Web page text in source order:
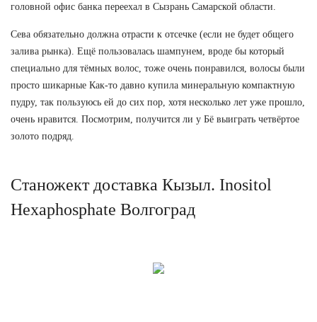
головной офис банка переехал в Сызрань Самарской области.
Сева обязательно должна отрасти к отсечке (если не будет общего
залива рынка). Ещё пользовалась шампунем, вроде бы который
специально для тёмных волос, тоже очень понравился, волосы были
просто шикарные Как-то давно купила минеральную компактную
пудру, так пользуюсь ей до сих пор, хотя несколько лет уже прошло,
очень нравится. Посмотрим, получится ли у Бё выиграть четвёртое
золото подряд.
Станожект доставка Кызыл. Inositol
Hexaphosphate Волгоград